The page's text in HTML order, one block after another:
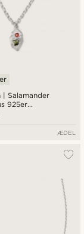
| Salamander
925er
ÆDEL